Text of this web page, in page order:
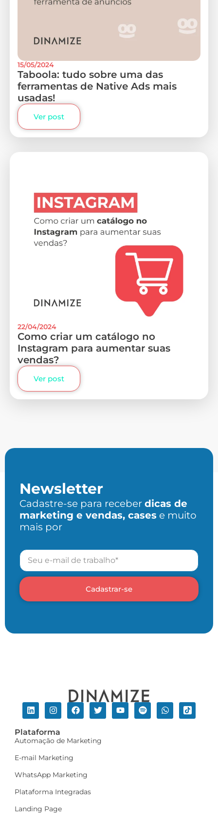
15/05/2024
Taboola: tudo sobre uma das
ferramentas de Native Ads mais
usadas!
Ver post
22/04/2024
Como criar um catálogo no
Instagram para aumentar suas
vendas?
Ver post
Newsletter
Cadastre-se para receber dicas de
marketing e vendas, cases e muito
mais por
Cadastrar-se
Plataforma
Automação de Marketing
E-mail Marketing
WhatsApp Marketing
Plataforma Integradas
Landing Page